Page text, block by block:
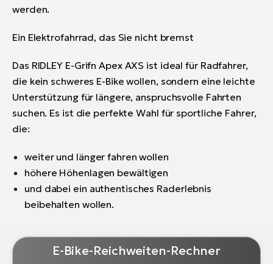
werden.
Ein Elektrofahrrad, das Sie nicht bremst
Das RIDLEY E-Grifn Apex AXS ist ideal für Radfahrer,
die kein schweres E-Bike wollen, sondern eine leichte
Unterstützung für längere, anspruchsvolle Fahrten
suchen. Es ist die perfekte Wahl für sportliche Fahrer,
die:
weiter und länger fahren wollen
höhere Höhenlagen bewältigen
und dabei ein authentisches Raderlebnis
beibehalten wollen.
E-Bike-Reichweiten-Rechner